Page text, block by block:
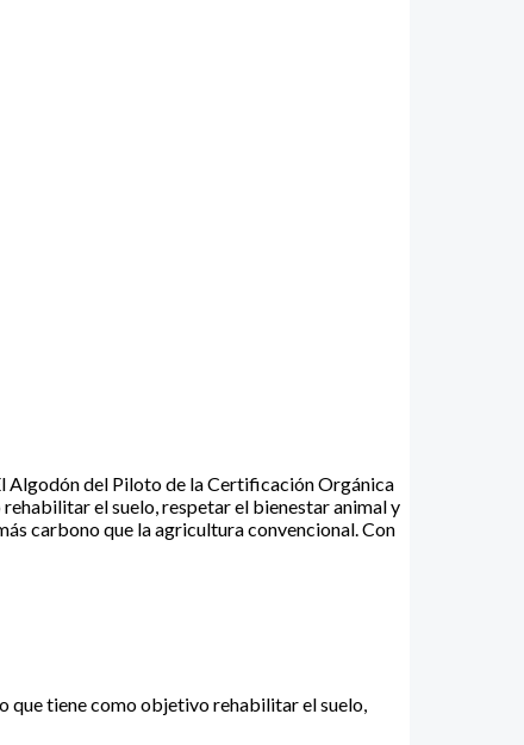
Algodón del Piloto de la Certificación Orgánica
el suelo, respetar el bienestar animal y
carbono que la agricultura convencional. Con
que tiene como objetivo rehabilitar el suelo,